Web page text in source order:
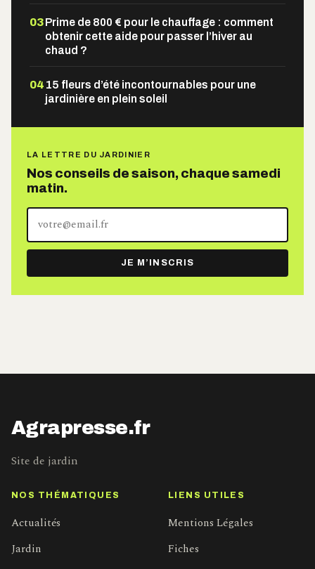
03Prime de 800 € pour le chauffage : comment
obtenir cette aide pour passer l’hiver au
chaud ?
04 15 fleurs d’été incontournables pour une
jardinière en plein soleil
LA LETTRE DU JARDINIER
Nos conseils de saison, chaque samedi
matin.
Votre
adresse
e-
mail
JE M’INSCRIS
Agrapresse.fr
Site de jardin
NOS THÉMATIQUES
Actualités
Jardin
LIENS UTILES
Mentions Légales
Fiches